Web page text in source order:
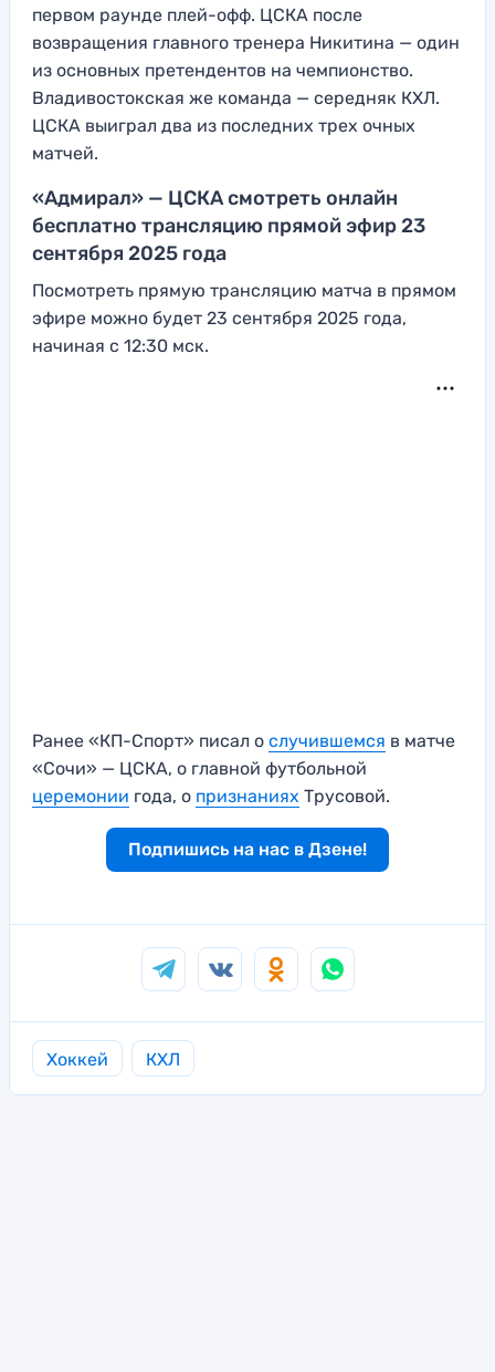
первом раунде плей-офф. ЦСКА после
возвращения главного тренера Никитина — один
из основных претендентов на чемпионство.
Владивостокская же команда — середняк КХЛ.
ЦСКА выиграл два из последних трех очных
матчей.
«Адмирал» — ЦСКА смотреть онлайн
бесплатно трансляцию прямой эфир 23
сентября 2025 года
Посмотреть прямую трансляцию матча в прямом
эфире можно будет 23 сентября 2025 года,
начиная с 12:30 мск.
Ранее «КП-Спорт» писал о случившемся в матче
«Сочи» — ЦСКА, о главной футбольной
церемонии года, о признаниях Трусовой.
Подпишись на нас в Дзене!
Хоккей КХЛ